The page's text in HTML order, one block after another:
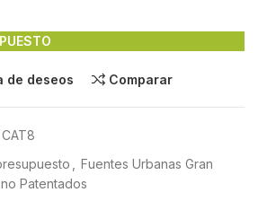
de deseos Comparar
Fuentes Urbanas Gran
Patentados